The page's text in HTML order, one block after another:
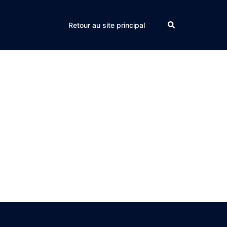
Retour au site principal Search